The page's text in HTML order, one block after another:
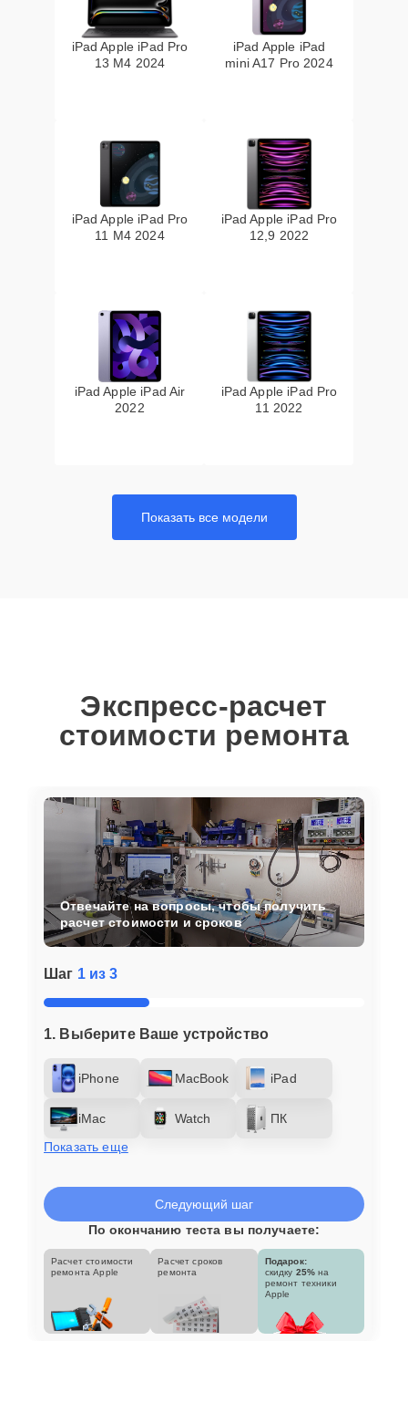
iPad Apple iPad Pro
13 M4 2024
iPad Apple iPad
mini A17 Pro 2024
iPad Apple iPad Pro
11 M4 2024
iPad Apple iPad Pro
12,9 2022
iPad Apple iPad Air
2022
iPad Apple iPad Pro
11 2022
Показать все модели
Экспресс-расчет
стоимости ремонта
Шаг 1 из 3
1. Выберите Ваше устройство
iPhone MacBook iPad
iMac Watch
ПК
Показать еще
Отвечайте на вопросы, чтобы получить
расчет стоимости и сроков
Следующий шаг
По окончанию теста вы получаете:
Расчет стоимости
ремонта Apple
Расчет сроков
ремонта
Подарок:
скидку 25% на
ремонт техники
Apple